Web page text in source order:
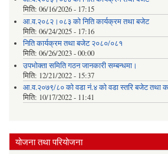
मिति: 06/16/2026 - 17:15
आ.व.२०८२।०८३ को निति कार्यक्रम तथा बजेट
मिति: 06/24/2025 - 17:16
निति कार्यक्रम तथा बजेट २०८०/०८१
मिति: 06/26/2023 - 00:00
उपभोक्ता समिति गठन जानकारी सम्बन्धमा।
मिति: 12/21/2022 - 15:37
आ.व.२०७९/८० को वडा नं.४ को वडा स्तरि बजेट तथा
मिति: 10/17/2022 - 11:41
योजना तथा परियोजना